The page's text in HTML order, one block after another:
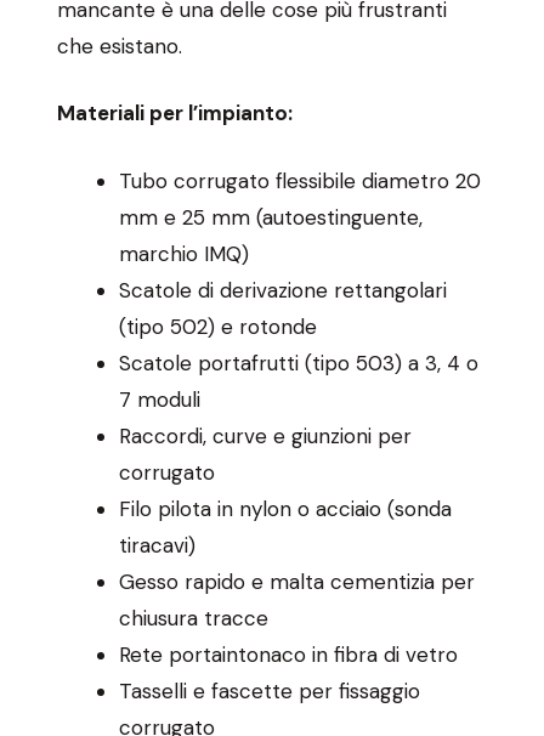
mancante è una delle cose più frustranti
che esistano.
Materiali per l’impianto:
Tubo corrugato flessibile diametro 20
mm e 25 mm (autoestinguente,
marchio IMQ)
Scatole di derivazione rettangolari
(tipo 502) e rotonde
Scatole portafrutti (tipo 503) a 3, 4 o
7 moduli
Raccordi, curve e giunzioni per
corrugato
Filo pilota in nylon o acciaio (sonda
tiracavi)
Gesso rapido e malta cementizia per
chiusura tracce
Rete portaintonaco in fibra di vetro
Tasselli e fascette per fissaggio
corrugato